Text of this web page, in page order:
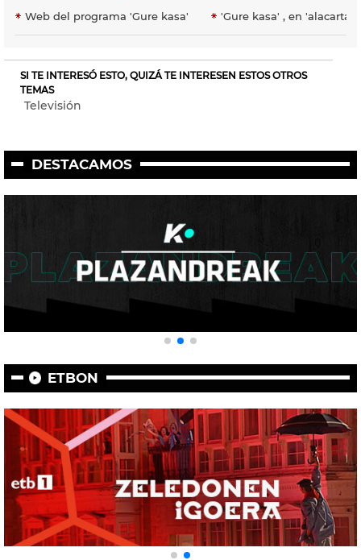
Web del programa 'Gure kasa' 'Gure kasa' , en 'alacarta'
SI TE INTERESÓ ESTO, QUIZÁ TE INTERESEN ESTOS OTROS
TEMAS
Televisión
DESTACAMOS
ETBON